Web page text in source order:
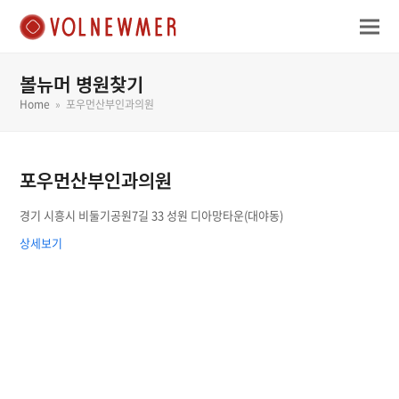
볼뉴머 병원찾기
Home » 포우먼산부인과의원
포우먼산부인과의원
경기 시흥시 비둘기공원7길 33 성원 디아망타운(대야동)
상세보기